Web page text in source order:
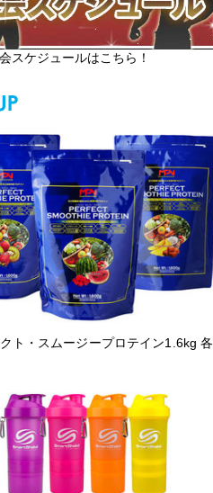
スケジュールはこちら！
ト・スムージープロテイン1.6kg 各